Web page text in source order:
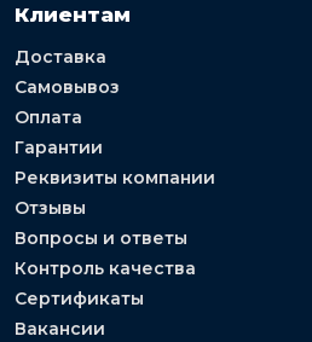
Клиентам
Доставка
Самовывоз
Оплата
Гарантии
Реквизиты компании
Отзывы
Вопросы и ответы
Контроль качества
Сертификаты
Вакансии